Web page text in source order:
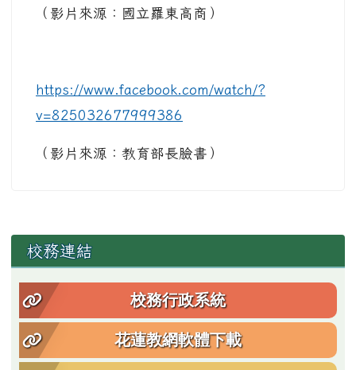
（影片來源：國立羅東高商）
https://www.facebook.com/watch/?
v=825032677999386
（影片來源：教育部長臉書）
左邊區域內容
校務連結
校務行政系統
花蓮教網軟體下載